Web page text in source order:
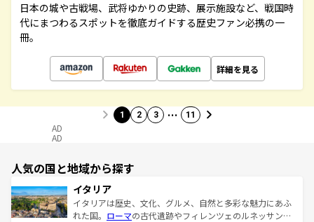
日本の城や古戦場、武将ゆかりの史跡、展示施設など、戦国時
代にまつわるスポットを徹底ガイドする歴史ファン必携の一
冊。
詳細を見る
1 2 3 … 11
AD
AD
人気の国と地域から探す
イタリア
イタリアは歴史、文化、グルメ、自然と多彩な魅力にあふ
れた国。 ローマの古代遺跡やフィレンツェのルネッサンス